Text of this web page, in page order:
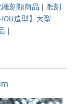
刻類商品 | 雕刻
造型】大型
|